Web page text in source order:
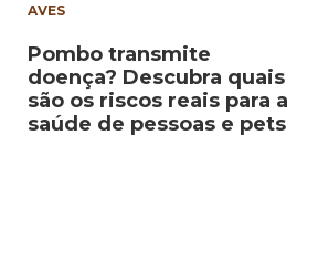
AVES
Pombo transmite
doença? Descubra quais
são os riscos reais para a
saúde de pessoas e pets